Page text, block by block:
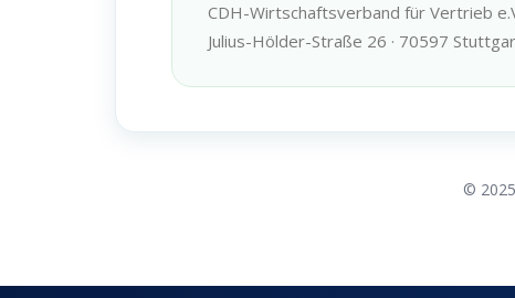
CDH-Wirtschaftsverband für Vertrieb
Julius-Hölder-Straße 26 · 70597
©